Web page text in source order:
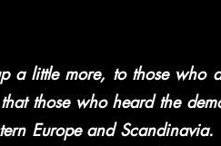
a little more, to those who
those who heard the
Europe and